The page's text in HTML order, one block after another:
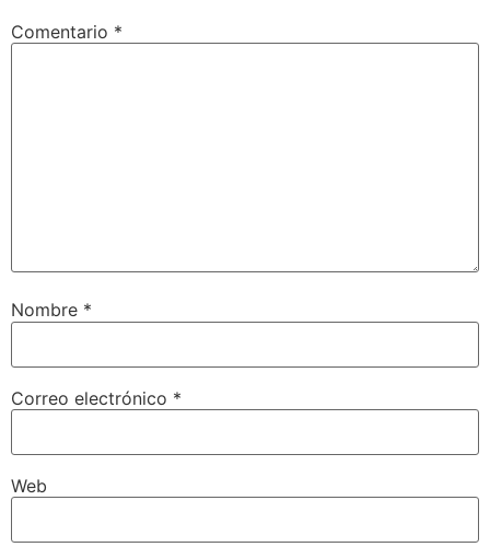
Comentario *
Nombre *
Correo electrónico *
Web